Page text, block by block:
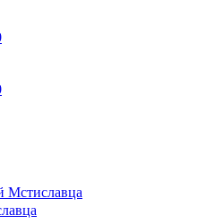
Мстиславца